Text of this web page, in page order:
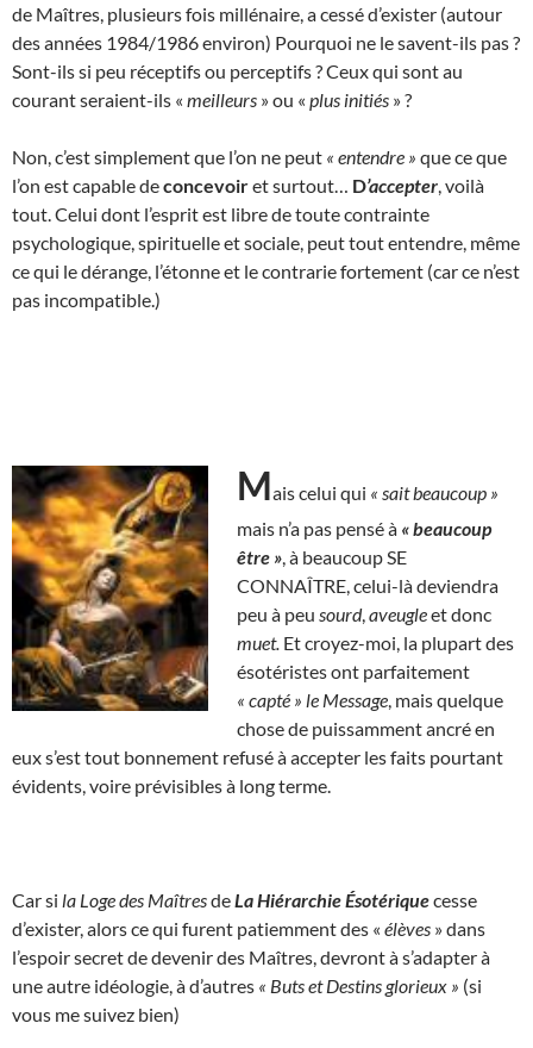
de Maîtres, plusieurs fois millénaire, a cessé d’exister (autour
des années 1984/1986 environ) Pourquoi ne le savent-ils pas ?
Sont-ils si peu réceptifs ou perceptifs ? Ceux qui sont au
courant seraient-ils « meilleurs » ou « plus initiés » ?
Non, c’est simplement que l’on ne peut « entendre » que ce que
l’on est capable deconcevoiret surtout… D’accepter , voilà
tout. Celui dont l’esprit est libre de toute contrainte
psychologique, spirituelle et sociale, peut tout entendre, même
ce qui le dérange, l’étonne et le contrarie fortement (car ce n’est
pas incompatible.)
Mais celui qui « sait beaucoup »
mais n’a pas pensé à « beaucoup
être » , à beaucoup SE
CONNAÎTRE, celui-là deviendra
peu à peu sourd, aveugleet donc
muet. Et croyez-moi, la plupart des
ésotéristes ont parfaitement
« capté » le Message , mais quelque
chose de puissamment ancré en
eux s’est tout bonnement refusé à accepter les faits pourtant
évidents, voire prévisibles à long terme.
Car si la Loge des MaîtresdeLa Hiérarchie Ésotériquecesse
d’exister, alors ce qui furent patiemment des « élèves » dans
l’espoir secret de devenir des Maîtres, devront à s’adapter à
une autre idéologie, à d’autres « Buts et Destins glorieux » (si
vous me suivez bien)